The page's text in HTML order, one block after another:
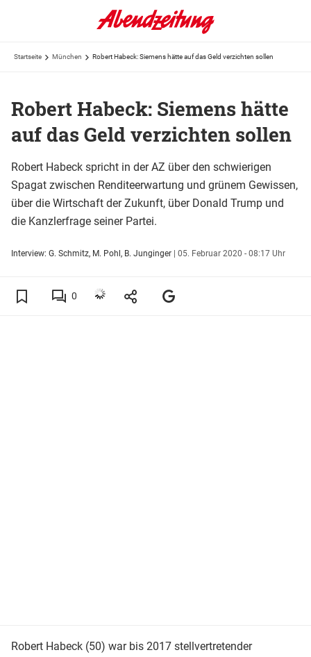
Startseite München Robert Habeck: Siemens hätte auf das Geld verzichten sollen
Robert Habeck: Siemens hätte
auf das Geld verzichten sollen
Robert Habeck spricht in der AZ über den schwierigen
Spagat zwischen Renditeerwartung und grünem Gewissen,
über die Wirtschaft der Zukunft, über Donald Trump und
die Kanzlerfrage seiner Partei.
Interview: G. Schmitz, M. Pohl, B. Junginger | 05. Februar 2020 - 08:17 Uhr
0
Robert Habeck (50) war bis 2017 stellvertretender